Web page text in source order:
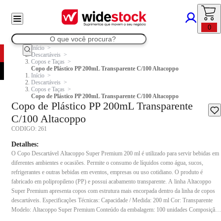
0
Início
Descartáveis
Copos e Taças
Copo de Plástico PP 200mL Transparente C/100 Altacoppo
Início
Descartáveis
Copos e Taças
Copo de Plástico PP 200mL Transparente C/100 Altacoppo
Copo de Plástico PP 200mL Transparente
C/100 Altacoppo
CODIGO: 261
Detalhes:
O Copo Descartável Altacoppo Super Premium 200 ml é utilizado para servir bebidas em
diferentes ambientes e ocasiões. Permite o consumo de líquidos como água, sucos,
refrigerantes e outras bebidas em eventos, empresas ou uso cotidiano. O produto é
fabricado em polipropileno (PP) e possui acabamento transparente. A linha Altacoppo
Super Premium apresenta copos com estrutura mais encorpada dentro da linha de copos
descartáveis. Especificações Técnicas: Capacidade / Medida: 200 ml Cor: Transparente
Modelo: Altacoppo Super Premium Conteúdo da embalagem: 100 unidades Composição: